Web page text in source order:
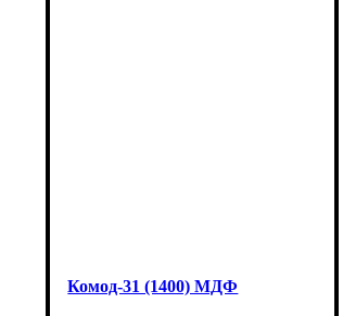
Комод-31 (1400) МДФ